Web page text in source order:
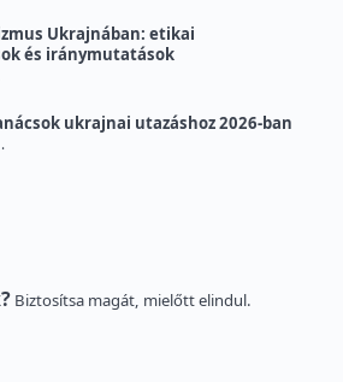
Ukrajnában: etikai
és iránymutatások
ukrajnai utazáshoz 2026-ban
Biztosítsa magát, mielőtt elindul.